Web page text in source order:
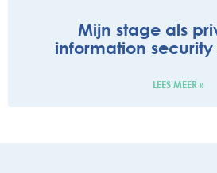
Mijn stage als
information
LEES MEER »